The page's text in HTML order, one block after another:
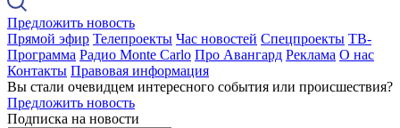
Предложить новость
Прямой эфир Телепроекты Час новостей Спецпроекты ТВ-
Программа Радио Monte Carlo Про Авангард Реклама О нас
Контакты Правовая информация
Вы стали очевидцем интересного события или происшествия?
Предложить новость
Подписка на новости